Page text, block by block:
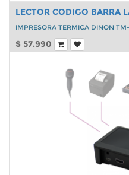
LECTOR CODIGO BARRA
IMPRESORA TERMICA DINON
$ 57.990